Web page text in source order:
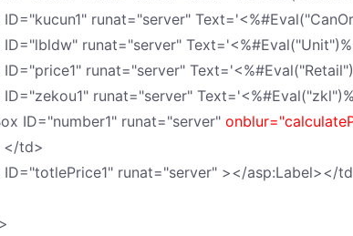
runat="server"
runat="server"
runat="server"
runat="server"
ID="number1" runat="server"
</td>
runat="server" ></asp:Label></